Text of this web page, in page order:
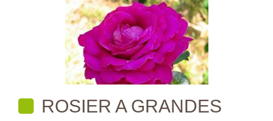
ROSIER A GRANDES